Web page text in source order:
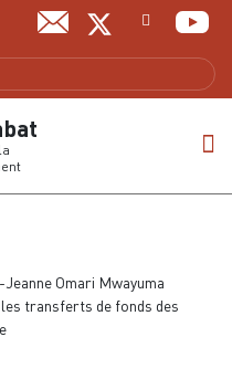
langue
Omari Mwayuma
transferts de fonds des